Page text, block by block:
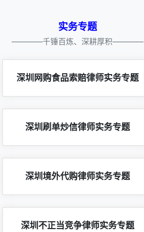
实务专题
————千锤百炼、深耕厚积————
深圳网购食品索赔律师实务专题
深圳刷单炒信律师实务专题
深圳境外代购律师实务专题
深圳不正当竞争律师实务专题